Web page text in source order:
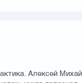
Алексей